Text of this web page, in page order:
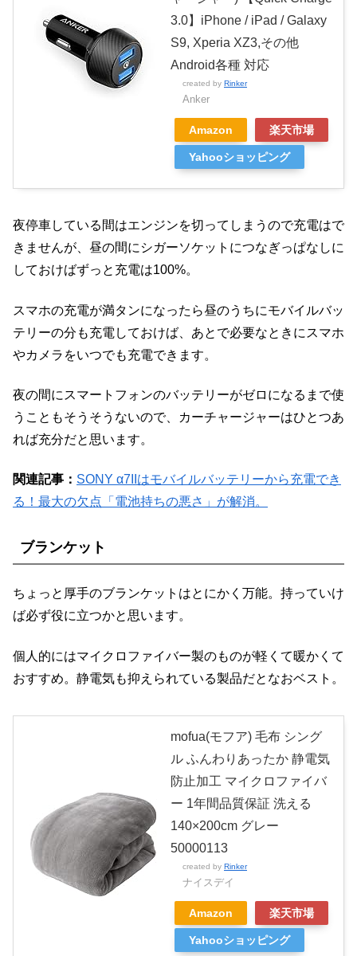
3.0】iPhone / iPad / Galaxy
S9, Xperia XZ3,その他
Android各種 対応
created by Rinker
Anker
Amazon 楽天市場
Yahooショッピング
夜停車している間はエンジンを切ってしまうので充電はで
きませんが、昼の間にシガーソケットにつなぎっぱなしに
しておけばずっと充電は100%。
スマホの充電が満タンになったら昼のうちにモバイルバッ
テリーの分も充電しておけば、あとで必要なときにスマホ
やカメラをいつでも充電できます。
夜の間にスマートフォンのバッテリーがゼロになるまで使
うこともそうそうないので、カーチャージャーはひとつあ
れば充分だと思います。
関連記事： SONY α7IIはモバイルバッテリーから充電でき
る！最大の欠点「電池持ちの悪さ」が解消。
ブランケット
ちょっと厚手のブランケットはとにかく万能。持っていけ
ば必ず役に立つかと思います。
個人的にはマイクロファイバー製のものが軽くて暖かくて
おすすめ。静電気も抑えられている製品だとなおベスト。
mofua(モフア) 毛布 シング
ル ふんわりあったか 静電気
防止加工 マイクロファイバ
ー 1年間品質保証 洗える
140×200cm グレー
50000113
created by Rinker
ナイスデイ
Amazon 楽天市場
Yahooショッピング